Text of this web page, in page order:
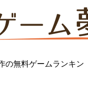
の無料ゲームランキン